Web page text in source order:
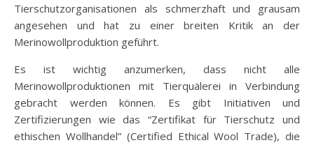
Tierschutzorganisationen als schmerzhaft und grausam
angesehen und hat zu einer breiten Kritik an der
Merinowollproduktion geführt.
Es ist wichtig anzumerken, dass nicht alle
Merinowollproduktionen mit Tierquälerei in Verbindung
gebracht werden können. Es gibt Initiativen und
Zertifizierungen wie das “Zertifikat für Tierschutz und
ethischen Wollhandel” (Certified Ethical Wool Trade), die